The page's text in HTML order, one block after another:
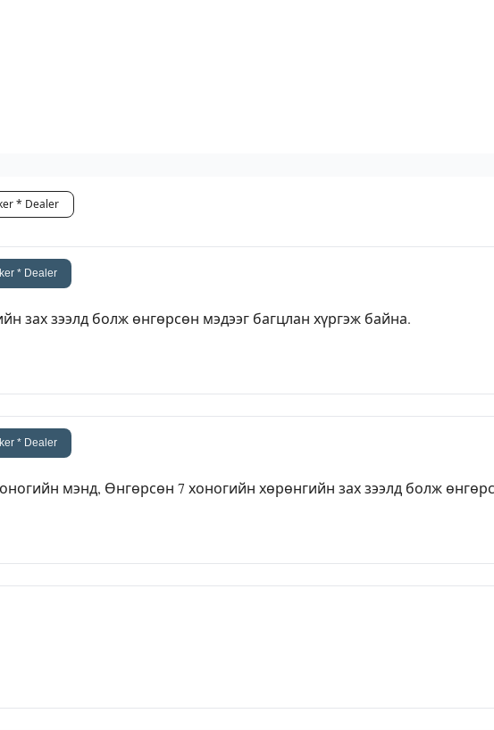
* Dealer
* Dealer
зах зээлд болж өнгөрсөн мэдээг багцлан хүргэж байна.
* Dealer
мэнд, Өнгөрсөн 7 хоногийн хөрөнгийн зах зээлд болж